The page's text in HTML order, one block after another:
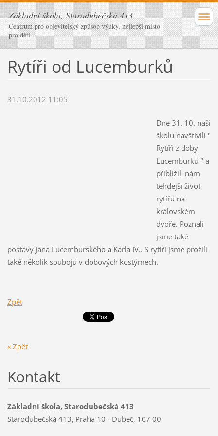
Základní škola, Starodubečská 413
Centrum pro objevitelský způsob výuky, nejlepší místo
pro děti
Rytíři od Lucemburků
31.10.2012 11:05
Dne 31. 10. naši
školu navštívili "
Rytíři z doby
Lucemburků " a
přiblížili nám
tehdejší život
rytířů na
královském
dvoře. Poznali
jsme také
postavy Jana Lucemburského a Karla IV.. S rytíři jsme prožili
také několik soubojů v dobových kostýmech.
Zpět
« Zpět
Kontakt
Základní škola, Starodubečská 413
Starodubečská 413, Praha 10 - Dubeč, 107 00